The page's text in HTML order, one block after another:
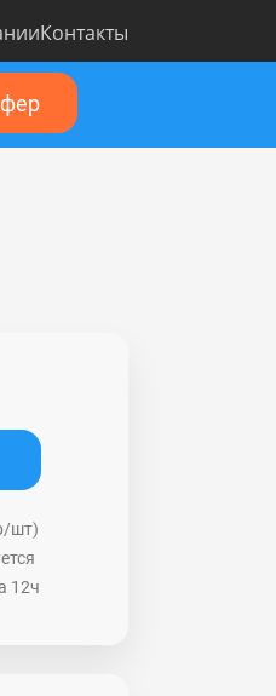
Контакты
шт)
12ч